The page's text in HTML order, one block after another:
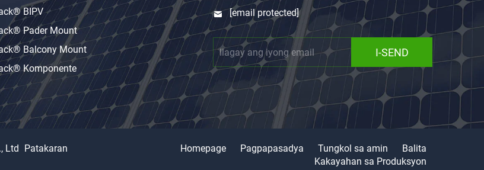
BIPV
Pader Mount
Balcony Mount
Komponente
[email protected]
I-SEND
Ltd Patakaran
Homepage Pagpapasadya Tungkol sa amin
Balita
Kakayahan sa Produksyon